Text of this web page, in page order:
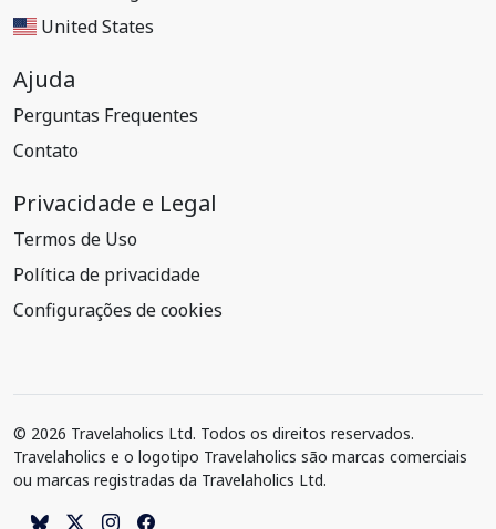
United States
Ajuda
Perguntas Frequentes
Contato
Privacidade e Legal
Termos de Uso
Política de privacidade
Configurações de cookies
© 2026 Travelaholics Ltd. Todos os direitos reservados.
Travelaholics e o logotipo Travelaholics são marcas comerciais
ou marcas registradas da Travelaholics Ltd.